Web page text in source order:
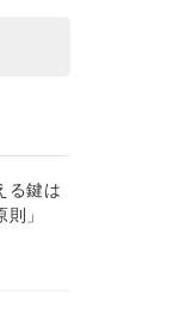
る鍵は
」